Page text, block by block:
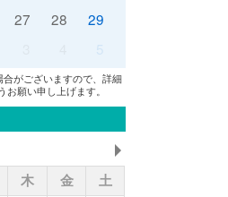
27 28
29
5
がございますので、詳細
願い申し上げます。
木 金
土